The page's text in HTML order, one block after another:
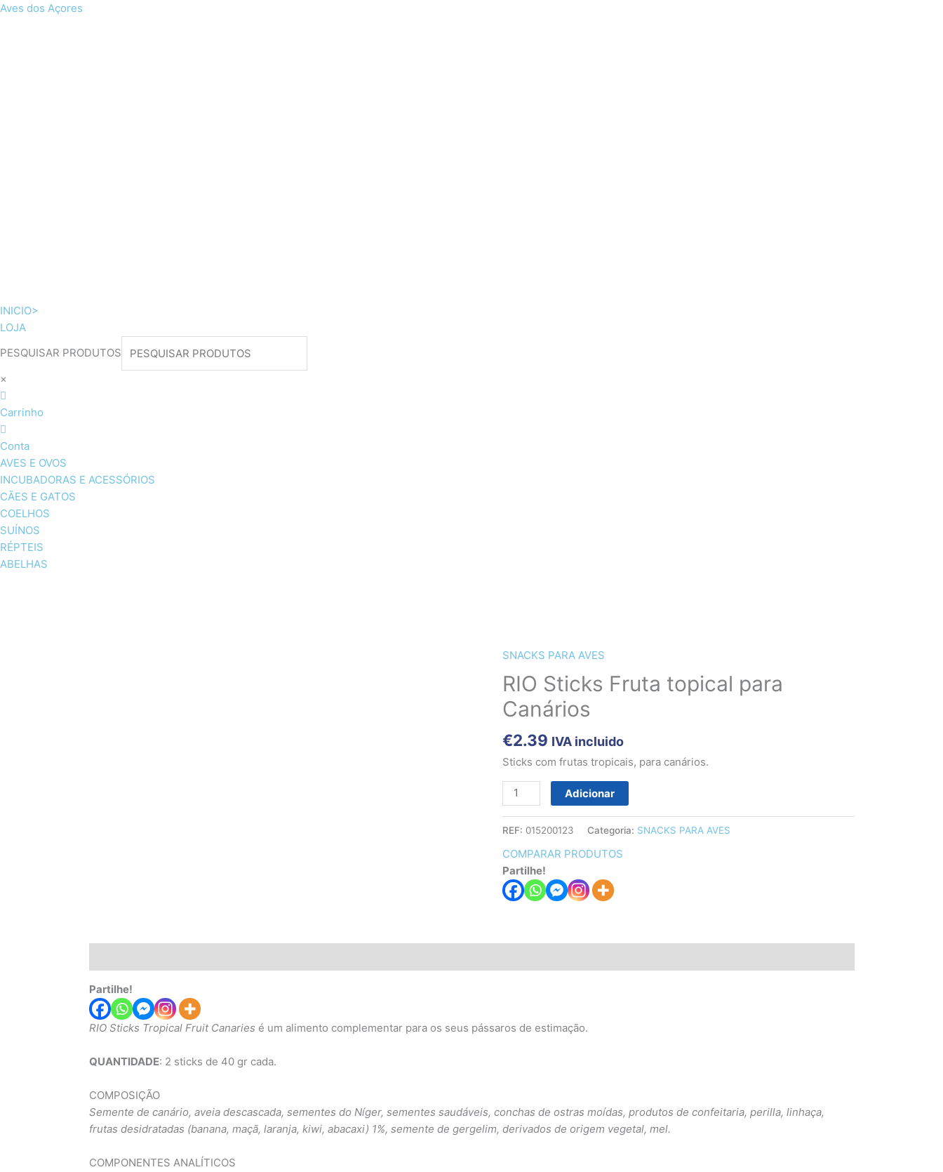
Skip
Aves dos Açores
INICIO>
LOJA
PESQUISAR PRODUTOS
×
Carrinho
Conta
AVES E OVOS
INCUBADORAS E ACESSÓRIOS
CÃES E GATOS
COELHOS
SUÍNOS
RÉPTEIS
ABELHAS
SNACKS PARA AVES
RIO Sticks Fruta topical para
Canários
€2.39 IVA incluido
Sticks com frutas tropicais, para canários.
Quantidade
de
RIO
Sticks
topical
para
Adicionar
REF: 015200123 Categoria: SNACKS PARA AVES
COMPARAR PRODUTOS
Partilhe!
Partilhe!
RIO Sticks Tropical Fruit Canaries é um alimento complementar para os seus pássaros de estimação.
QUANTIDADE: 2 sticks de 40 gr cada.
COMPOSIÇÃO
Semente de canário, aveia descascada, sementes do Níger, sementes saudáveis, conchas de ostras moídas, produtos de confeitaria, perilla, linhaça,
frutas desidratadas (banana, maçã, laranja, kiwi, abacaxi) 1%, semente de gergelim, derivados de origem vegetal, mel.
COMPONENTES ANALÍTICOS